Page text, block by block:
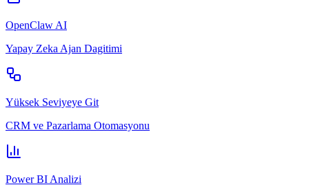
OpenClaw AI
Yapay Zeka Ajan Dagitimi
Yüksek Seviyeye Git
CRM ve Pazarlama Otomasyonu
Power BI Analizi